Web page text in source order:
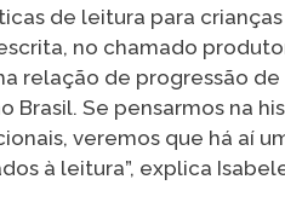
de leitura para
no chamado
relação de progressão
Brasil. Se pensarmos na
veremos que há aí
à leitura”, explica